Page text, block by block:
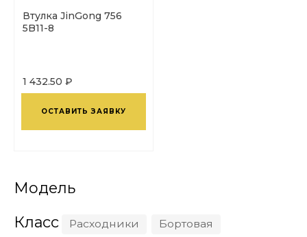
Втулка JinGong 756
5B11-8
1 432.50 ₽
ОСТАВИТЬ ЗАЯВКУ
Модель
Класс
Расходники Бортовая